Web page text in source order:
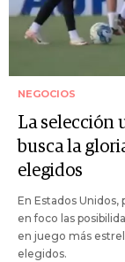
NEGOCIOS
La selección
busca la
elegidos
En Estados Unidos,
en foco las
en juego más
elegidos.